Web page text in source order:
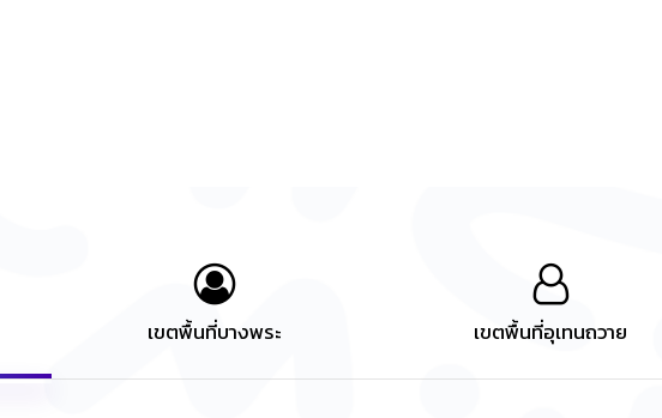
เขตพื้นที่บางพระ เขตพื้นที่อุเทนถวาย